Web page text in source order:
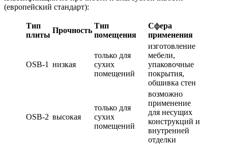
(европейский стандарт):
Тип
плиты
Прочность
Тип
помещения
Сфера
применения
OSB-1 низкая
только для
сухих
помещений
изготовление
мебели,
упаковочные
покрытия,
обшивка стен
OSB-2 высокая
только для
сухих
помещений
возможно
применение
для несущих
конструкций и
внутренней
отделки